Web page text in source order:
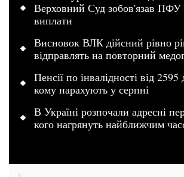
Верховний Суд зобов'язав ПФУ
виплати
Висновок ВЛК дійсний рівно
відправлять на повторний
Пенсії по інвалідності від
кому нарахують у серпні
В Україні розпочали адресні
кого нагрянуть найближчим